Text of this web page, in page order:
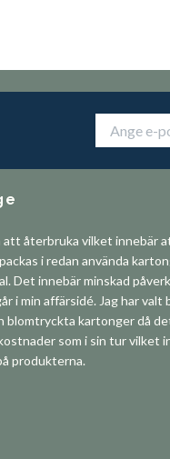
att återbruka vilket innebär
i redan använda
Det innebär minskad
i min affärsidé. Jag har valt
blomtryckta kartonger då
som i sin tur vilket
produkterna.